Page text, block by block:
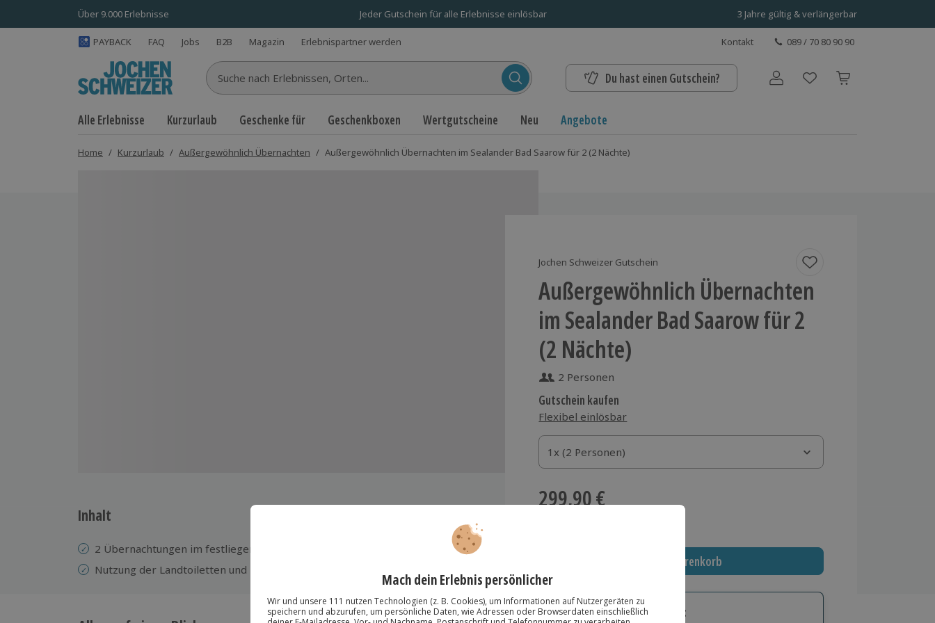
Über 9.000 Erlebnisse Jeder Gutschein für alle Erlebnisse einlösbar 3 Jahre gültig & verlängerbar
PAYBACK FAQ Jobs B2B Magazin Erlebnispartner werden Kontakt 089 / 70 80 90 90
Suche nach Erlebnissen... Du hast einen Gutschein? Benutzerkonto
Alle Erlebnisse Kurzurlaub Geschenke für Geschenkboxen Wertgutscheine Neu Angebote
Home / Kurzurlaub / Außergewöhnlich Übernachten / Außergewöhnlich Übernachten im Sealander Bad Saarow für 2 (2 Nächte)
Jochen Schweizer Gutschein
Außergewöhnlich Übernachten
im Sealander Bad Saarow für 2
(2 Nächte)
2 Personen
Gutschein kaufen
Flexibel einlösbar
1x (2 Personen)
1x (2 Personen)
1x (2 Personen)
299,90 €
In den Warenkorb
Immer das richtige Geschenk:
Inhalt
2 Übernachtungen im festliegenden Sealander
Nutzung der Landtoiletten und Duschen